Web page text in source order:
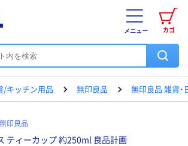
カゴ
メニュー
/キッチン用品 無印良品 無印良品 雑貨・
無印良品
ティーカップ 約250ml 良品計画